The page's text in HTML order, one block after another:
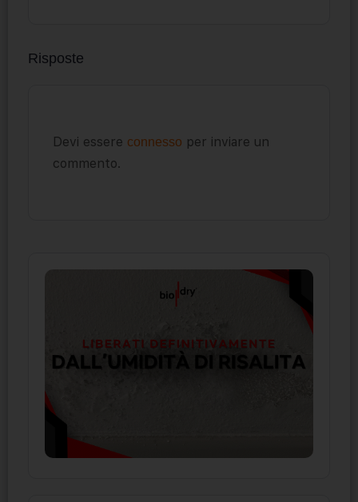
Risposte
Devi essere connesso per inviare un
commento.